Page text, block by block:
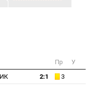
Пр
У
2:1
3